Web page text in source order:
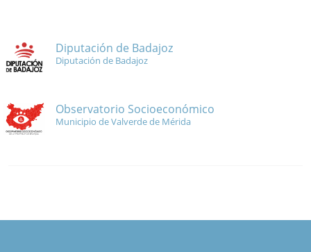
Diputación de Badajoz
Diputación de Badajoz
Observatorio Socioeconómico
Municipio de Valverde de Mérida